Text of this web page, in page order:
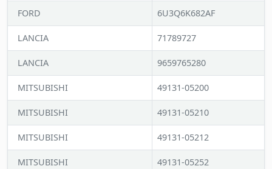
FORD 6U3Q6K682AF
LANCIA 71789727
LANCIA 9659765280
MITSUBISHI 49131-05200
MITSUBISHI 49131-05210
MITSUBISHI 49131-05212
MITSUBISHI 49131-05252